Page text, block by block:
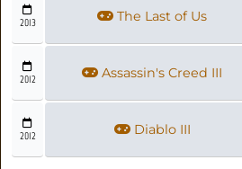
2013 The Last of Us
2012 Assassin's Creed III
2012 Diablo III